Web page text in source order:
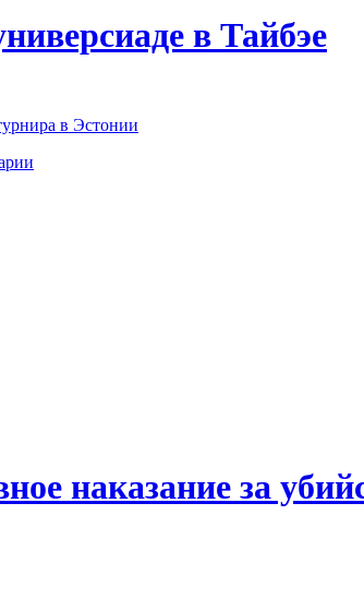
в Тайбэе
в Эстонии
наказание за